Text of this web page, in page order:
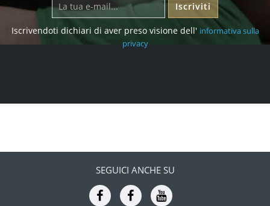
Iscriviti
Iscrivendoti dichiari di aver preso visione dell' informativa sulla
privacy
SEGUICI ANCHE SU